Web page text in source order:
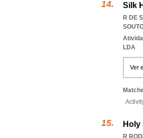
Silk
R DE
LDA
Ver
Holy
R